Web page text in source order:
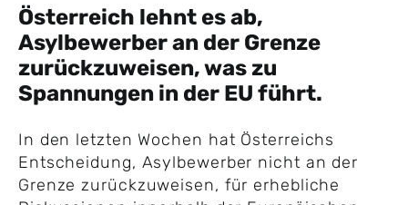
Österreich lehnt es ab,
Asylbewerber an der Grenze
zurückzuweisen, was zu
Spannungen in der EU führt.
In den letzten Wochen hat Österreichs
Entscheidung, Asylbewerber nicht an der
Grenze zurückzuweisen, für erhebliche